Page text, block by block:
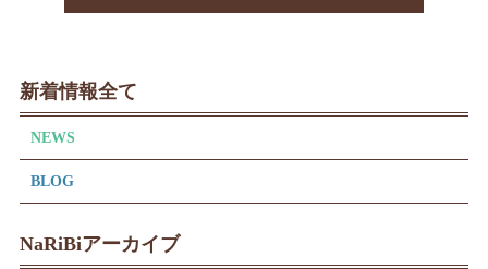
新着情報全て
NEWS
BLOG
NaRiBiアーカイブ